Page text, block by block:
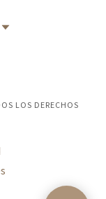
LOS DERECHOS